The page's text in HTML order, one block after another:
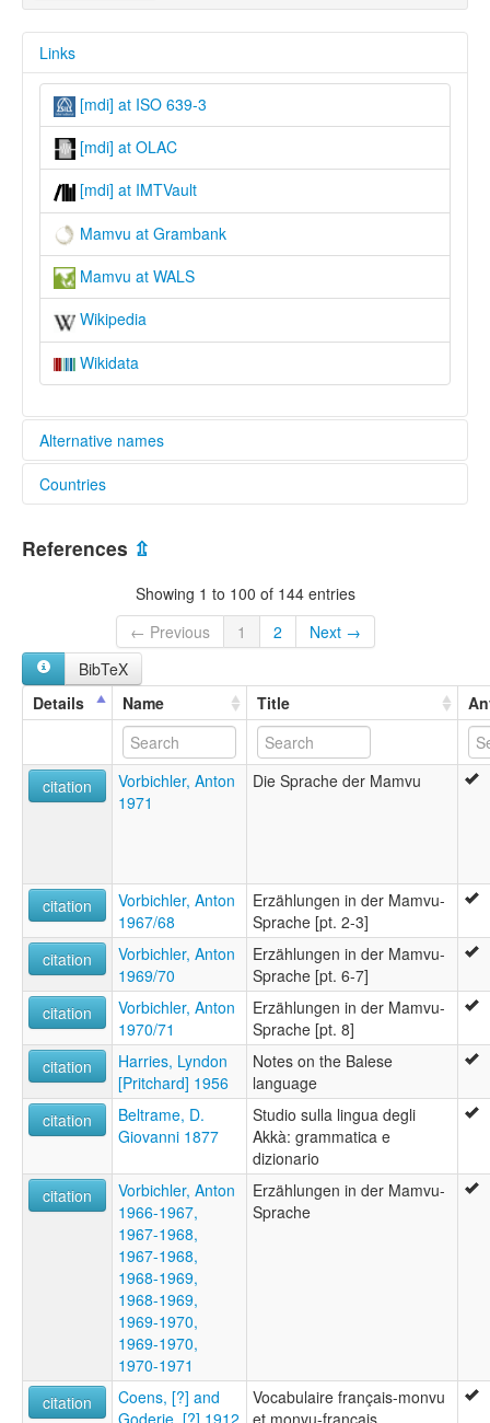
Links
[mdi] at ISO 639-3
[mdi] at OLAC
[mdi] at IMTVault
Mamvu at Grambank
Mamvu at WALS
Wikipedia
Wikidata
Alternative names
lexvo:
moseley & asher (1994):
Mamvu
ruhlen (1987):
Mamvu
wals:
Mamvu
Tengo
Countries
Congo, The Democratic Republic of the [CD]
References ⇫
Showing 1 to 100 of 144 entries
← Previous
1 2
Next →
BibTeX
Details
Name Title
citation
Vorbichler, Anton
1971
Die Sprache der Mamvu
citation
Vorbichler, Anton
1967/68
Erzählungen in der Mamvu-
Sprache [pt. 2-3]
citation
Vorbichler, Anton
1969/70
Erzählungen in der Mamvu-
Sprache [pt. 6-7]
citation
Vorbichler, Anton
1970/71
Erzählungen in der Mamvu-
Sprache [pt. 8]
citation
Harries, Lyndon
[Pritchard] 1956
Notes on the Balese
language
citation
Beltrame, D.
Giovanni 1877
Studio sulla lingua degli
Akkà: grammatica e
dizionario
citation
Vorbichler, Anton
1966-1967,
1967-1968,
1967-1968,
1968-1969,
1968-1969,
1969-1970,
1969-1970,
1970-1971
Erzählungen in der Mamvu-
Sprache
citation
Coens, [?] and
Vocabulaire français-monvu